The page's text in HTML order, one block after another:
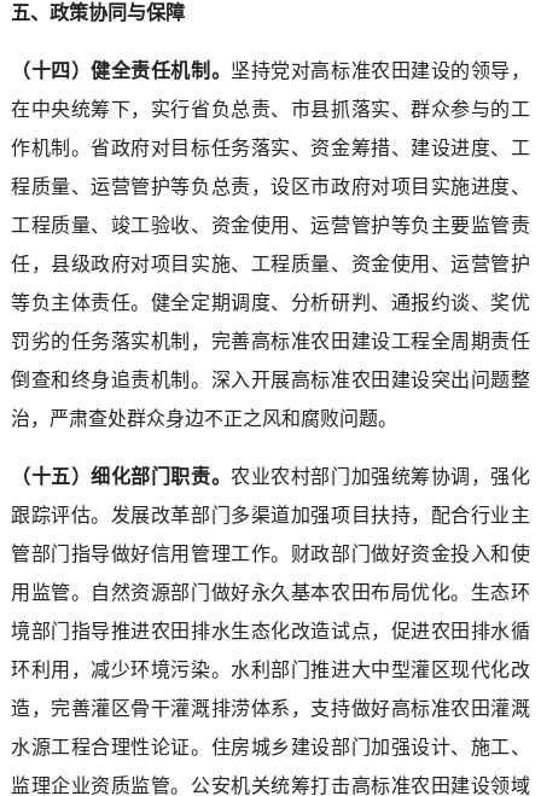
五、政策协同与保障
（十四）健全责任机制。 坚持党对高标准农田建设的领导，
在中央统筹下，实行省负总责、市县抓落实、群众参与的工
作机制。省政府对目标任务落实、资金筹措、建设进度、工
程质量、运营管护等负总责，设区市政府对项目实施进度、
工程质量、竣工验收、资金使用、运营管护等负主要监管责
任，县级政府对项目实施、工程质量、资金使用、运营管护
等负主体责任。健全定期调度、分析研判、通报约谈、奖优
罚劣的任务落实机制，完善高标准农田建设工程全周期责任
倒查和终身追责机制。深入开展高标准农田建设突出问题整
治，严肃查处群众身边不正之风和腐败问题。
（十五）细化部门职责。农业农村部门加强统筹协调，强化
跟踪评估。发展改革部门多渠道加强项目扶持，配合行业主
管部门指导做好信用管理工作。财政部门做好资金投入和使
用监管。自然资源部门做好永久基本农田布局优化。生态环
境部门指导推进农田排水生态化改造试点，促进农田排水循
环利用，减少环境污染。水利部门推进大中型灌区现代化改
造，完善灌区骨干灌溉排涝体系，支持做好高标准农田灌溉
水源工程合理性论证。住房城乡建设部门加强设计、施工、
监理企业资质监管。公安机关统筹打击高标准农田建设领域